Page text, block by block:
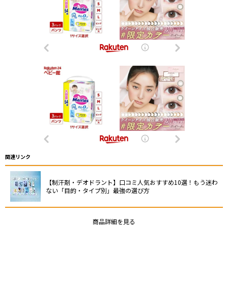
関連リンク
【制汗剤・デオドラント】口コミ人気おすすめ10選！もう迷わ
ない「目的・タイプ別」最強の選び方
商品詳細を見る